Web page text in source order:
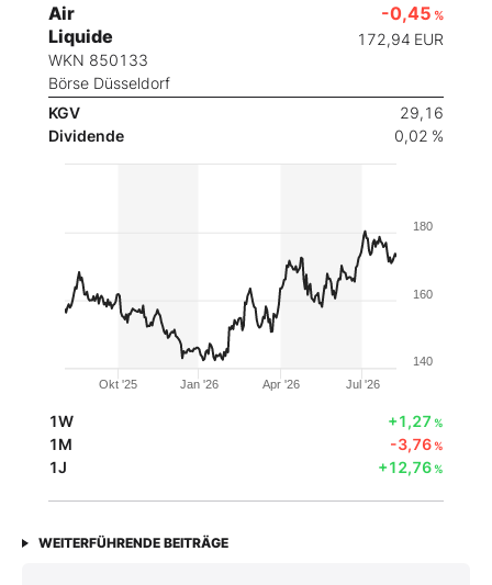
Air
Liquide
WKN 850133
Börse Düsseldorf
-0,45 %
172,94 EUR
KGV
29,16
Dividende
0,02 %
Okt '25 Jan '26 Apr '26 Jul '26
140
160
180
1W +1,27 %
1M -3,76%
1J +12,76%
WEITERFÜHRENDE BEITRÄGE